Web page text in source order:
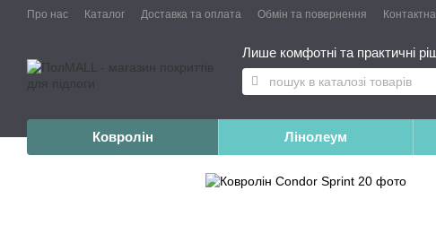
Про нас Каталог Доставка та оплата Обмін та повернення Контактна
Лише комфотні та практичні
Ковролін Лінолеум